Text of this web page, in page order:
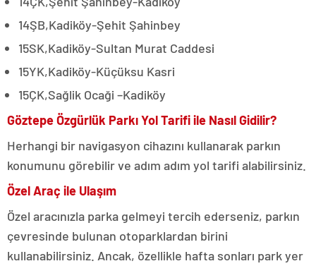
14ŞB,Kadiköy-Şehit Şahinbey
15SK,Kadiköy-Sultan Murat Caddesi
15YK,Kadiköy-Küçüksu Kasri
15ÇK,Sağlik Ocaği –Kadiköy
Göztepe Özgürlük Parkı Yol Tarifi ile Nasıl Gidilir?
Herhangi bir navigasyon cihazını kullanarak parkın
konumunu görebilir ve adım adım yol tarifi alabilirsiniz.
Özel Araç ile Ulaşım
Özel aracınızla parka gelmeyi tercih ederseniz, parkın
çevresinde bulunan otoparklardan birini
kullanabilirsiniz. Ancak, özellikle hafta sonları park yer